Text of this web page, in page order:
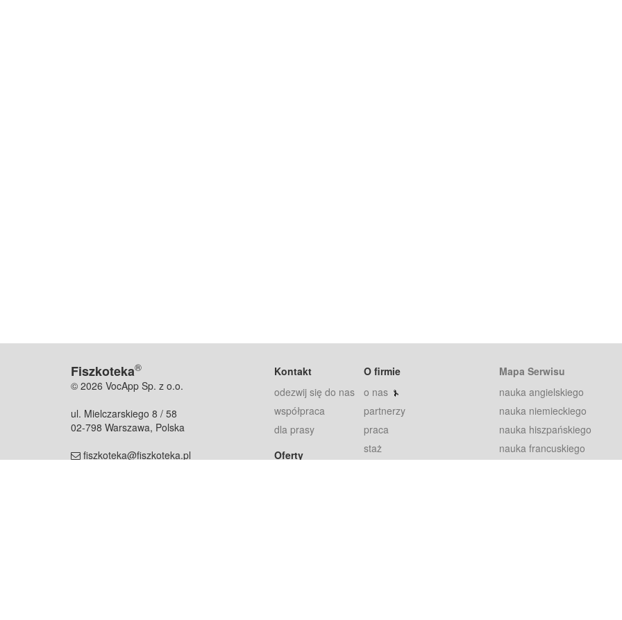
Fiszkoteka®
© 2026 VocApp Sp. z o.o.
ul. Mielczarskiego 8 / 58
02-798 Warszawa, Polska
fiszkoteka@fiszkoteka.pl
Kontakt
odezwij się do nas
współpraca
dla prasy
Oferty
O firmie
o nas
partnerzy
praca
staż
Mapa Serwisu
nauka angielskiego
nauka niemieckiego
nauka hiszpańskiego
nauka francuskiego